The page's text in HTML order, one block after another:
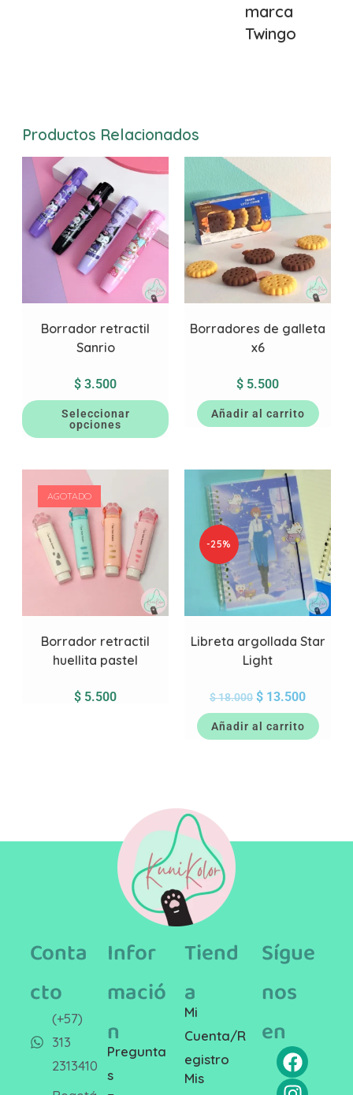
marca
Twingo
Productos Relacionados
Borrador retractil
Sanrio
$ 3.500
Seleccionar
opciones
Borradores de galleta
x6
$ 5.500
Añadir al carrito
AGOTADO
Borrador retractil
huellita pastel
$ 5.500
-25%
Libreta argollada Star
Light
$18.000 $ 13.500
Añadir al carrito
Conta
cto
(+57)
313
2313410
Infor
mació
n
Pregunta
s
Tiend
a
Mi
Cuenta/R
egistro
Mis
Sígue
nos
en